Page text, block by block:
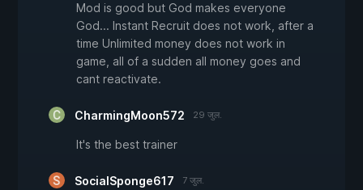
Mod is good but God makes everyone
God... Instant Recruit does not work, after a
time Unlimited money does not work in
game, all of a sudden all money goes and
cant reactivate.
CharmingMoon572 29 जुल.
It's the best trainer
SocialSponge617 7 जुल.